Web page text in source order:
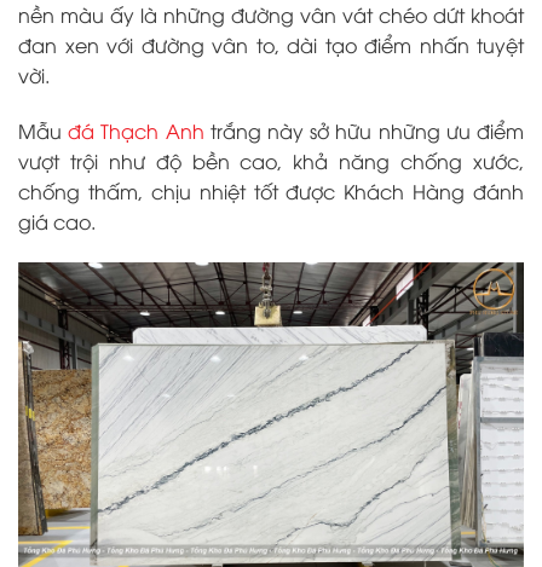
nền màu ấy là những đường vân vát chéo dứt khoát
đan xen với đường vân to, dài tạo điểm nhấn tuyệt
vời.
Mẫuđá Thạch Anh trắng này sở hữu những ưu điểm
vượt trội như độ bền cao, khả năng chống xước,
chống thấm, chịu nhiệt tốt được Khách Hàng đánh
giá cao.